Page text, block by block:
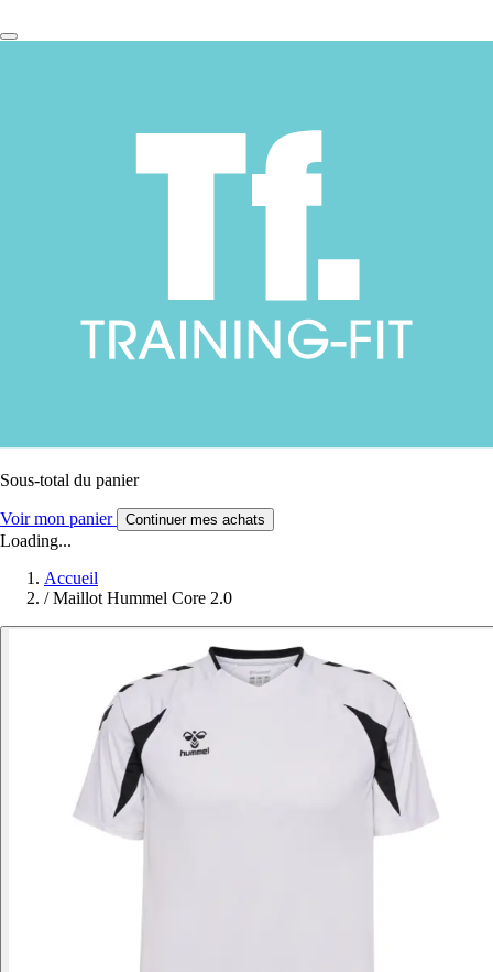
Sous-total du panier
Voir mon panier Continuer mes achats
Loading...
Accueil
/ Maillot Hummel Core 2.0